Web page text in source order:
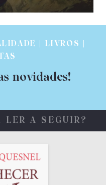
| LIVROS |
novidades!
LER A SEGUIR?